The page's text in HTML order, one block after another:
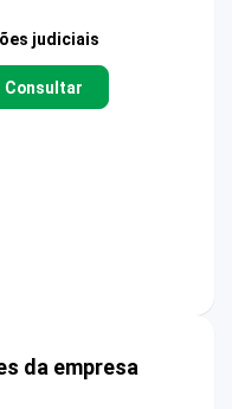
judiciais
Consultar
da empresa